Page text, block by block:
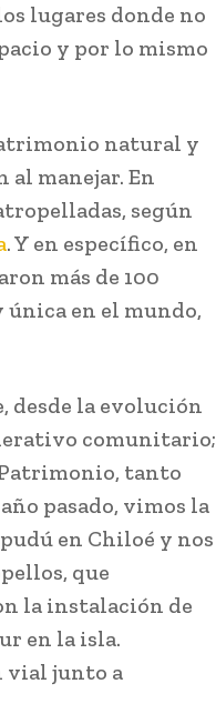
lugares donde no
y por lo mismo
natural y
al manejar. En
según
. Y en específico, en
más de 100
única en el mundo,
desde la evolución
comunitario;
Patrimonio, tanto
pasado, vimos la
en Chiloé y nos
que
la instalación de
en la isla.
vial junto a